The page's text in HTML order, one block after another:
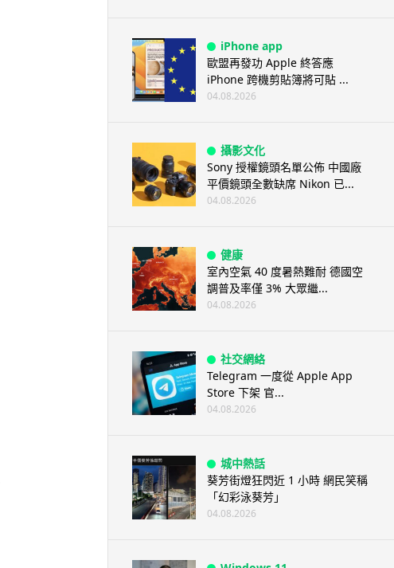
iPhone app
歐盟再發功 Apple 終答應
iPhone 跨機剪貼簿將可貼 ...
04.08.2026
攝影文化
Sony 授權鏡頭名單公佈 中國廠
平價鏡頭全數缺席 Nikon 已...
04.08.2026
健康
室內空氣 40 度暑熱難耐 德國空
調普及率僅 3% 大眾繼...
04.08.2026
社交網絡
Telegram 一度從 Apple App
Store 下架 官...
04.08.2026
城中熱話
葵芳街燈狂閃近 1 小時 網民笑稱
「幻彩泳葵芳」
04.08.2026